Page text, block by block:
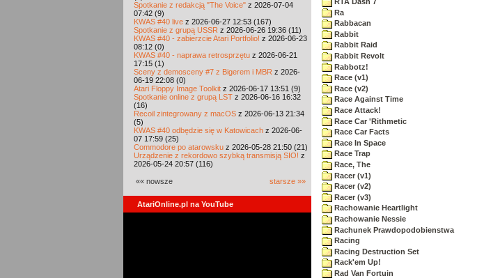
Spotkanie z redakcją "The Voice" z 2026-07-04
07:42 (9)
KWAS #40 live z 2026-06-27 12:53 (167)
Spotkanie z grupą USSR z 2026-06-26 19:36 (11)
KWAS #40 - zabierzcie Atari Portfolio! z 2026-06-23
08:12 (0)
KWAS #40 - naprawa retrosprzętu z 2026-06-21
17:15 (1)
Sceny z demosceny #7 z Bigerem i MBR z 2026-
06-19 22:08 (0)
Atari Floppy Image Toolkit z 2026-06-17 13:51 (9)
Spotkanie online z grupą LST z 2026-06-16 16:32
(16)
Recoil zintegrowany z macOS z 2026-06-13 21:34
(5)
KWAS #40 odbędzie się w Katowicach z 2026-06-
07 17:59 (25)
Commodore po atarowsku z 2026-05-28 21:50 (21)
Urządzenie z rekordowo szybką transmisją SIO! z
2026-05-24 20:57 (116)
«« nowsze starsze »»
AtariOnline.pl na YouTube
Ra
Rabbacan
Rabbit
Rabbit Raid
Rabbit Revolt
Rabbotz!
Race (v1)
Race (v2)
Race Against Time
Race Attack!
Race Car 'Rithmetic
Race Car Facts
Race In Space
Race Trap
Race, The
Racer (v1)
Racer (v2)
Racer (v3)
Rachowanie Heartlight
Rachowanie Nessie
Rachunek Prawdopodobienstwa
Racing
Racing Destruction Set
Rack'em Up!
Rad Van Fortuin